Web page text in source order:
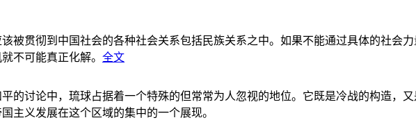
被贯彻到中国社会的各种社会关系包括民族关系之中。如果不能通过具体的社会
不可能真正化解。 全文
的讨论中，琉球占据着一个特殊的但常常为人忽视的地位。它既是冷战的构造，
主义发展在这个区域的集中的一个展现。